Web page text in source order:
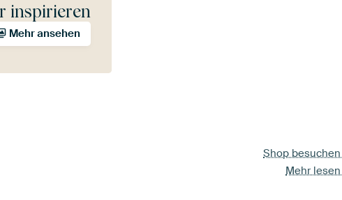
inspirieren
Mehr ansehen
Shop besuchen
Mehr lesen